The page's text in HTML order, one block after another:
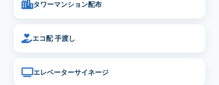
タワーマンション配布
エコ配 手渡し
エレベーターサイネージ